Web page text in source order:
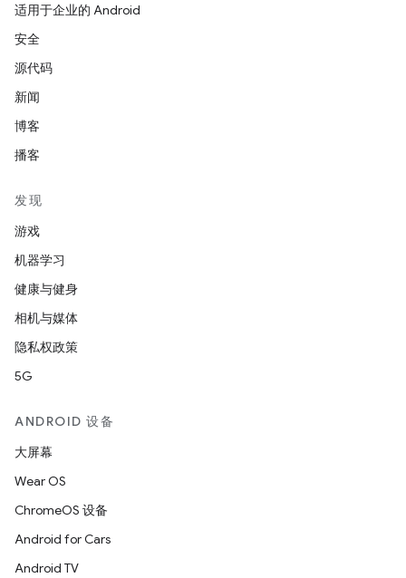
适用于企业的 Android
安全
源代码
新闻
博客
播客
发现
游戏
机器学习
健康与健身
相机与媒体
隐私权政策
5G
ANDROID 设备
大屏幕
Wear OS
ChromeOS 设备
Android for Cars
Android TV